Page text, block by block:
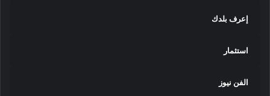
إعرف بلدك
استثمار
الفن نيوز